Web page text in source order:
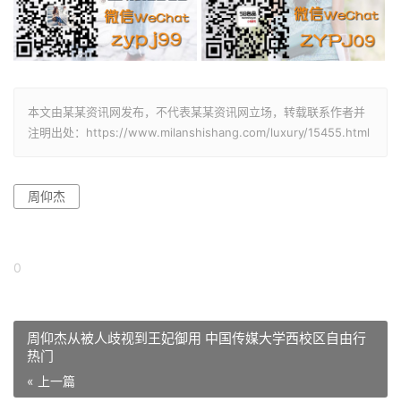
本文由某某资讯网发布，不代表某某资讯网立场，转载联系作者并
注明出处：https://www.milanshishang.com/luxury/15455.html
周仰杰
0
周仰杰从被人歧视到王妃御用 中国传媒大学西校区自由行
热门
« 上一篇